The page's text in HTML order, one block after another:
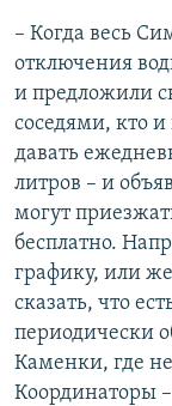
– Когда весь
отключения
и предложили
соседями, кто
давать
литров – и
могут
бесплатно.
графику, или
сказать, что
периодически
Каменки, где
Координаторы